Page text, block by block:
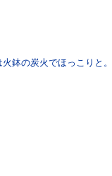
火鉢の炭火でほっこりと